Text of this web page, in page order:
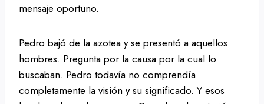
mensaje oportuno.
Pedro bajó de la azotea y se presentó a aquellos
hombres. Pregunta por la causa por la cual lo
buscaban. Pedro todavía no comprendía
completamente la visión y su significado. Y esos